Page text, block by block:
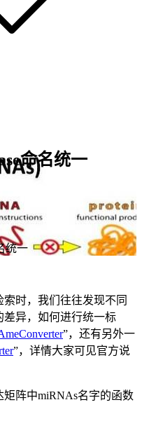
命名统一
统一
时，我们往往发现不同
差异，如何进行统一标
”，还有另外一
”，详情大家可见官方说
阵中miRNAs名字的函数